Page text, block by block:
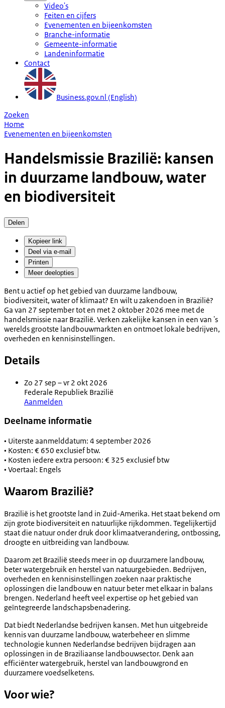
Video's
Feiten en cijfers
Evenementen en bijeenkomsten
Branche-informatie
Gemeente-informatie
Landeninformatie
Contact
Business.gov.nl (English)
Zoeken
Home
Evenementen en bijeenkomsten
Handelsmissie Brazilië: kansen
in duurzame landbouw, water
en biodiversiteit
Delen
Kopieer link
Deel via e-mail
Printen
Meer deelopties
Bent u actief op het gebied van duurzame landbouw,
biodiversiteit, water of klimaat? En wilt u zakendoen in Brazilië?
Ga van 27 september tot en met 2 oktober 2026 mee met de
handelsmissie naar Brazilië. Verken zakelijke kansen in een van 's
werelds grootste landbouwmarkten en ontmoet lokale bedrijven,
overheden en kennisinstellingen.
Details
Zo 27 sep – vr 2 okt 2026
Federale Republiek Brazilië
Aanmelden
Deelname informatie
• Uiterste aanmelddatum: 4 september 2026
• Kosten: € 650 exclusief btw.
• Kosten iedere extra persoon: € 325 exclusief btw
• Voertaal: Engels
Waarom Brazilië?
Brazilië is het grootste land in Zuid-Amerika. Het staat bekend om
zijn grote biodiversiteit en natuurlijke rijkdommen. Tegelijkertijd
staat die natuur onder druk door klimaatverandering, ontbossing,
droogte en uitbreiding van landbouw.
Daarom zet Brazilië steeds meer in op duurzamere landbouw,
beter watergebruik en herstel van natuurgebieden. Bedrijven,
overheden en kennisinstellingen zoeken naar praktische
oplossingen die landbouw en natuur beter met elkaar in balans
brengen. Nederland heeft veel expertise op het gebied van
geïntegreerde landschapsbenadering.
Dat biedt Nederlandse bedrijven kansen. Met hun uitgebreide
kennis van duurzame landbouw, waterbeheer en slimme
technologie kunnen Nederlandse bedrijven bijdragen aan
oplossingen in de Braziliaanse landbouwsector. Denk aan
efficiënter watergebruik, herstel van landbouwgrond en
duurzamere voedselketens.
Voor wie?